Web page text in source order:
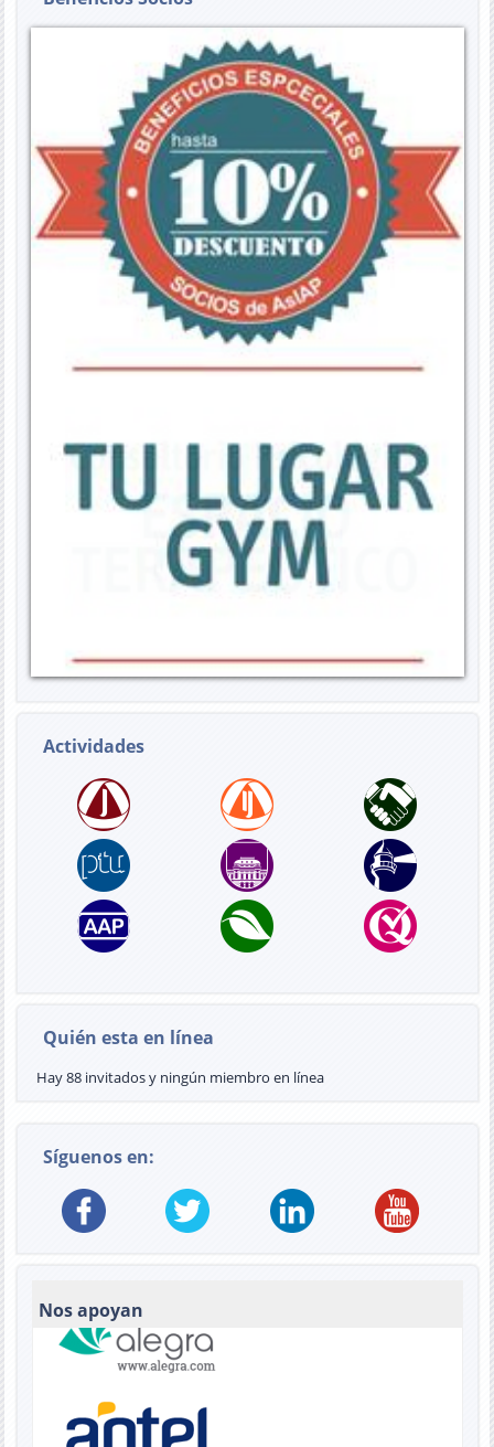
Actividades
Quién esta en línea
Hay 88 invitados y ningún miembro en línea
Síguenos en:
Nos apoyan